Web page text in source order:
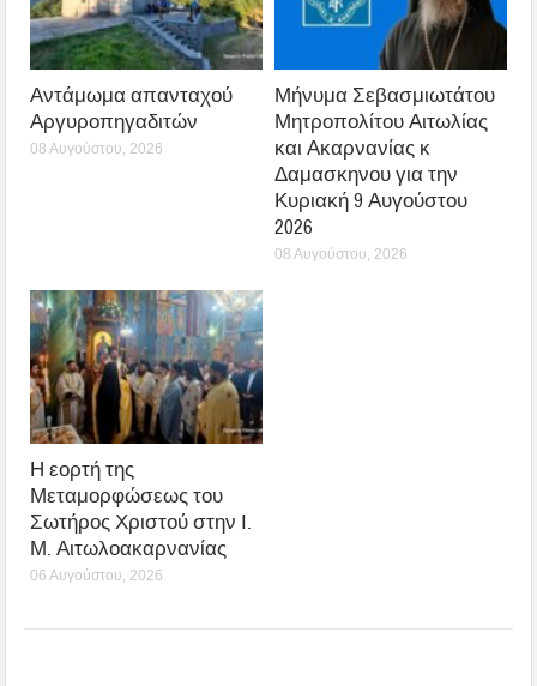
Αντάμωμα απανταχού
Αργυροπηγαδιτών
08 Αυγούστου, 2026
Μήνυμα Σεβασμιωτάτου
Μητροπολίτου Αιτωλίας
και Ακαρνανίας κ
Δαμασκηνου για την
Κυριακή 9 Αυγούστου
2026
08 Αυγούστου, 2026
Η εορτή της
Μεταμορφώσεως του
Σωτήρος Χριστού στην Ι.
Μ. Αιτωλοακαρνανίας
06 Αυγούστου, 2026